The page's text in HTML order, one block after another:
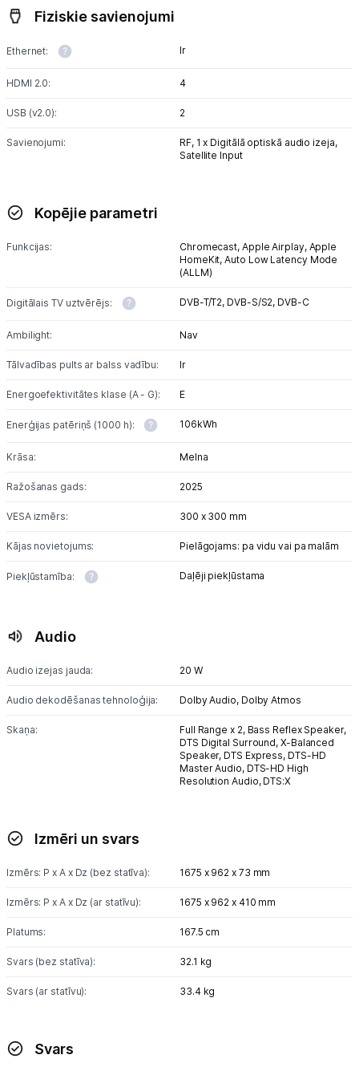
Fiziskie savienojumi
Ethernet: Ir
HDMI 2.0: 4
USB (v2.0): 2
Savienojumi: RF, 1 x Digitālā optiskā audio izeja,
Satellite Input
Kopējie parametri
Funkcijas: Chromecast, Apple Airplay, Apple
HomeKit,Auto Low Latency Mode
(ALLM)
Digitālais TV uztvērējs: DVB-T/T2, DVB-S/S2, DVB-C
Ambilight: Nav
Tālvadības pults ar balss vadību: Ir
Energoefektivitātes klase (A - G): E
Enerģijas patēriņš (1000 h): 106kWh
Krāsa: Melna
Ražošanas gads: 2025
VESA izmērs: 300 x 300 mm
Kājas novietojums: Pielāgojams: pa vidu vai pa malām
Piekļūstamība: Daļēji piekļūstama
Audio
Audio izejas jauda: 20 W
Audio dekodēšanas tehnoloģija: Dolby Audio, Dolby Atmos
Skaņa: Full Range x 2, Bass Reflex Speaker,
DTS Digital Surround,X-Balanced
Speaker, DTS Express, DTS-HD
Master Audio, DTS-HD High
Resolution Audio, DTS:X
Izmēri un svars
Izmērs: P x A x Dz (bez statīva): 1675 x 962 x 73 mm
Izmērs: P x A x Dz (ar statīvu): 1675 x 962 x 410 mm
Platums: 167.5 cm
Svars (bez statīva): 32.1 kg
Svars (ar statīvu): 33.4 kg
Svars